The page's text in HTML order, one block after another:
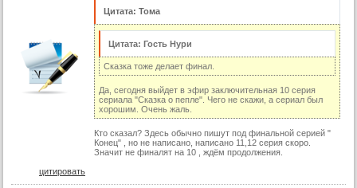
Цитата: Тома
Цитата: Гость Нури
Сказка тоже делает финал.
Да, сегодня выйдет в эфир заключительная 10 серия
сериала "Сказка о пепле". Чего не скажи, а сериал был
хорошим. Очень жаль.
Кто сказал? Здесь обычно пишут под финальной серией "
Конец" , но не написано, написано 11,12 серия скоро.
Значит не финалят на 10 , ждём продолжения.
цитировать